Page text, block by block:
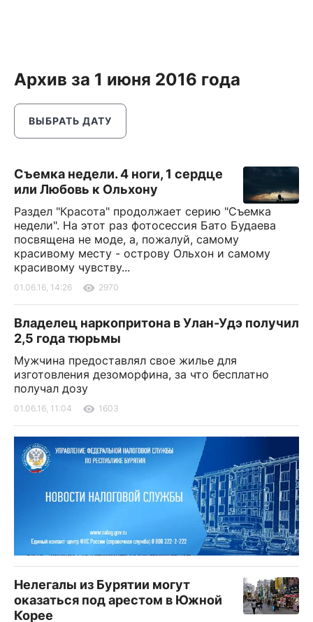
Архив за 1 июня 2016 года
ВЫБРАТЬ ДАТУ
Съемка недели. 4 ноги, 1 сердце
или Любовь к Ольхону
Раздел "Красота" продолжает серию "Съемка
недели". На этот раз фотосессия Бато Будаева
посвящена не моде, а, пожалуй, самому
красивому месту - острову Ольхон и самому
красивому чувству...
01.06.16, 14:26 2970
Владелец наркопритона в Улан-Удэ получил
2,5 года тюрьмы
Мужчина предоставлял свое жилье для
изготовления дезоморфина, за что бесплатно
получал дозу
01.06.16, 11:04 1603
Нелегалы из Бурятии могут
оказаться под арестом в Южной
Корее